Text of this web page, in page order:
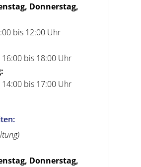
Donnerstag,
bis 12:00 Uhr
bis 18:00 Uhr
bis 17:00 Uhr
Donnerstag,